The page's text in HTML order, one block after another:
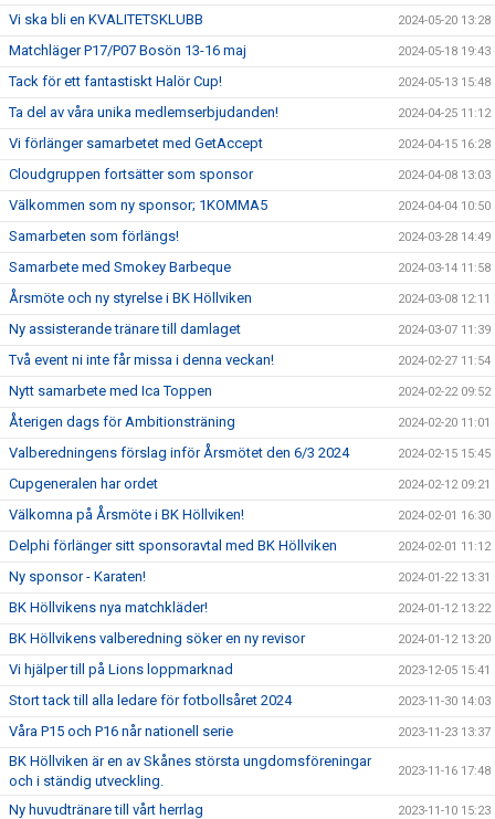
Vi ska bli en KVALITETSKLUBB 2024-05-20 13:28
Matchläger P17/P07 Bosön 13-16 maj 2024-05-18 19:43
Tack för ett fantastiskt Halör Cup! 2024-05-13 15:48
Ta del av våra unika medlemserbjudanden! 2024-04-25 11:12
Vi förlänger samarbetet med GetAccept 2024-04-15 16:28
Cloudgruppen fortsätter som sponsor 2024-04-08 13:03
Välkommen som ny sponsor; 1KOMMA5 2024-04-04 10:50
Samarbeten som förlängs! 2024-03-28 14:49
Samarbete med Smokey Barbeque 2024-03-14 11:58
Årsmöte och ny styrelse i BK Höllviken 2024-03-08 12:11
Ny assisterande tränare till damlaget 2024-03-07 11:39
Två event ni inte får missa i denna veckan! 2024-02-27 11:54
Nytt samarbete med Ica Toppen 2024-02-22 09:52
Återigen dags för Ambitionsträning 2024-02-20 11:01
Valberedningens förslag inför Årsmötet den 6/3 2024 2024-02-15 15:45
Cupgeneralen har ordet 2024-02-12 09:21
Välkomna på Årsmöte i BK Höllviken! 2024-02-01 16:30
Delphi förlänger sitt sponsoravtal med BK Höllviken 2024-02-01 11:12
Ny sponsor - Karaten! 2024-01-22 13:31
BK Höllvikens nya matchkläder! 2024-01-12 13:22
BK Höllvikens valberedning söker en ny revisor 2024-01-12 13:20
Vi hjälper till på Lions loppmarknad 2023-12-05 15:41
Stort tack till alla ledare för fotbollsåret 2024 2023-11-30 14:03
Våra P15 och P16 når nationell serie 2023-11-23 13:37
BK Höllviken är en av Skånes största ungdomsföreningar
och i ständig utveckling.
2023-11-16 17:48
Ny huvudtränare till vårt herrlag 2023-11-10 15:23